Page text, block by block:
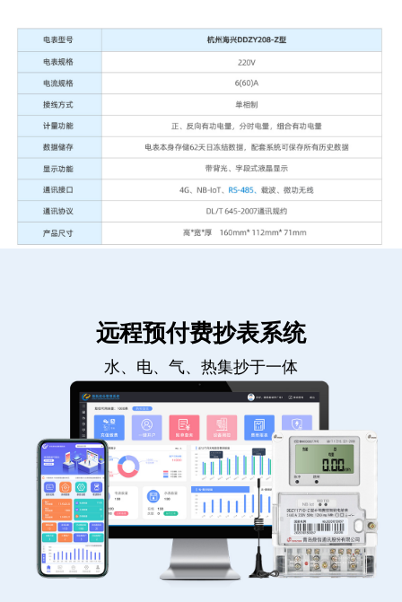
远程预付费抄表系统
水、电、气、热集抄于一体